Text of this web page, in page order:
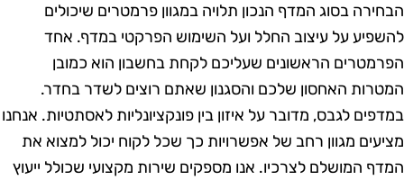
בסוג המדף הנכון תלויה במגוון פרמטרים שיכולים
על עיצוב החלל ועל השימוש הפרקטי במדף. אחד
הראשונים שעליכם לקחת בחשבון הוא כמובן
האחסון שלכם והסגנון שאתם רוצים לשדר בחדר.
לגבס, מדובר על איזון בין פונקציונליות לאסתטיות. אנחנו
מגוון רחב של אפשרויות כך שכל לקוח יכול למצוא את
המושלם לצרכיו. אנו מספקים שירות מקצועי שכולל ייעוץ